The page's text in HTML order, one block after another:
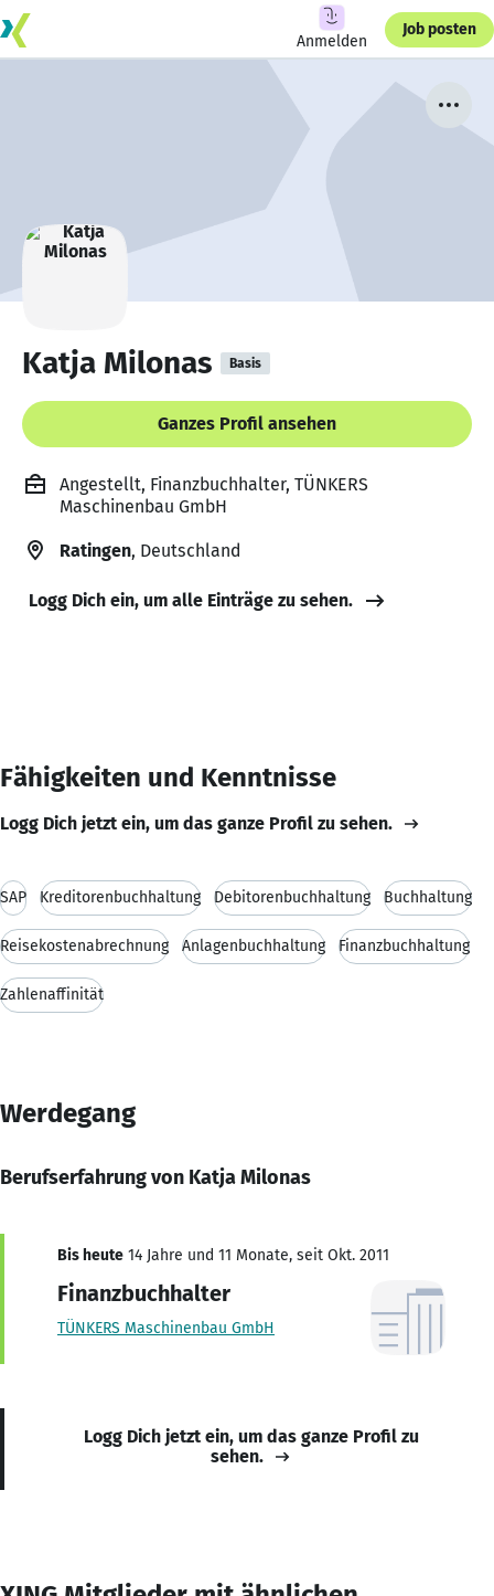
Anmelden
Job posten
Katja Milonas Basis
Ganzes Profil ansehen
Angestellt, Finanzbuchhalter, TÜNKERS
Maschinenbau GmbH
Ratingen, Deutschland
Logg Dich ein, um alle Einträge zu sehen.
Fähigkeiten und Kenntnisse
Logg Dich jetzt ein, um das ganze Profil zu sehen.
SAP Kreditorenbuchhaltung Debitorenbuchhaltung Buchhaltung
Reisekostenabrechnung Anlagenbuchhaltung Finanzbuchhaltung
Zahlenaffinität
Werdegang
Berufserfahrung von Katja Milonas
Bis heute 14 Jahre und 11 Monate, seit Okt. 2011
Finanzbuchhalter
TÜNKERS Maschinenbau GmbH
Logg Dich jetzt ein, um das ganze Profil zu
sehen.